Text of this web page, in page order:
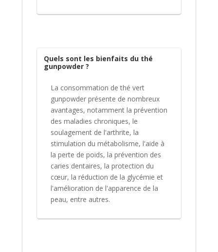
Quels sont les bienfaits du thé
gunpowder ?
La consommation de thé vert
gunpowder présente de nombreux
avantages, notamment la prévention
des maladies chroniques, le
soulagement de l'arthrite, la
stimulation du métabolisme, l'aide à
la perte de poids, la prévention des
caries dentaires, la protection du
cœur, la réduction de la glycémie et
l'amélioration de l'apparence de la
peau, entre autres.